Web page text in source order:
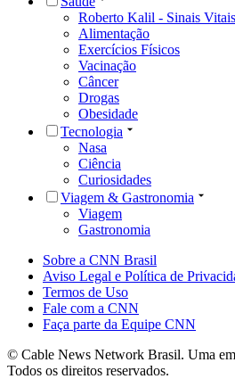
Roberto Kalil - Sinais Vitais
Alimentação
Exercícios Físicos
Vacinação
Câncer
Drogas
Obesidade
Tecnologia
Nasa
Ciência
Curiosidades
Viagem & Gastronomia
Viagem
Gastronomia
Sobre a CNN Brasil
Aviso Legal e Política de
Termos de Uso
Fale com a CNN
Faça parte da Equipe CNN
© Cable News Network Brasil. Uma
Todos os direitos reservados.